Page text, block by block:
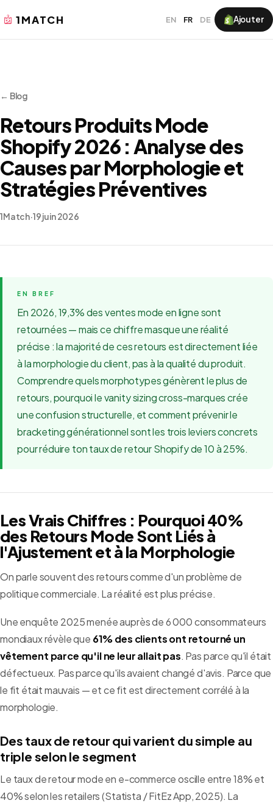
1MATCH EN FR DE Ajouter
← Blog
Retours Produits Mode
Shopify 2026 : Analyse des
Causes par Morphologie et
Stratégies Préventives
1Match·19 juin 2026
En 2026, 19,3% des ventes mode en ligne sont
retournées — mais ce chiffre masque une réalité
précise : la majorité de ces retours est directement liée
à la morphologie du client, pas à la qualité du produit.
Comprendre quels morphotypes génèrent le plus de
retours, pourquoi le vanity sizing cross-marques crée
une confusion structurelle, et comment prévenir le
bracketing générationnel sont les trois leviers concrets
pour réduire ton taux de retour Shopify de 10 à 25%.
Les Vrais Chiffres : Pourquoi 40%
des Retours Mode Sont Liés à
l'Ajustement et à la Morphologie
On parle souvent des retours comme d'un problème de
politique commerciale. La réalité est plus précise.
Une enquête 2025 menée auprès de 6 000 consommateurs
mondiaux révèle que 61% des clients ont retourné un
vêtement parce qu'il ne leur allait pas. Pas parce qu'il était
défectueux. Pas parce qu'ils avaient changé d'avis. Parce que
le fit était mauvais — et ce fit est directement corrélé à la
morphologie.
Des taux de retour qui varient du simple au
triple selon le segment
Le taux de retour mode en e-commerce oscille entre 18% et
40% selon les retailers (Statista / FitEz App, 2025). La